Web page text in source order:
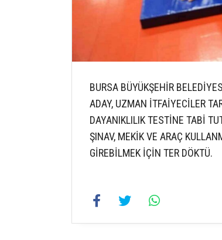
BURSA BÜYÜKŞEHİR
ADAY, UZMAN İTFAİYECİLER
DAYANIKLILIK TESTİNE TABİ
ŞINAV, MEKİK VE ARAÇ
GİREBİLMEK İÇİN TER DÖKTÜ.